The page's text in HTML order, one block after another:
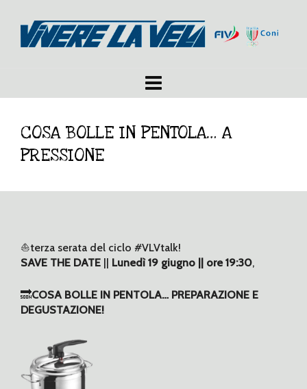
COSA BOLLE IN PENTOLA… A
PRESSIONE
⛵️terza serata del ciclo #VLVtalk!
SAVE THE DATE
Lunedì 19 giugno || ore 19:30,
🔜COSA BOLLE IN PENTOLA… PREPARAZIONE E
DEGUSTAZIONE!